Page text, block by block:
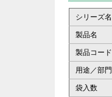
シリーズ名
製品名
製品コード
用途／部門
袋入数